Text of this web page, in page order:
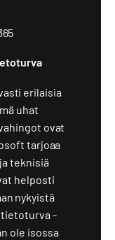
erilaisia
uhat
ovat
tarjoaa
teknisiä
helposti
nykyistä
tietoturva -
ole isossa